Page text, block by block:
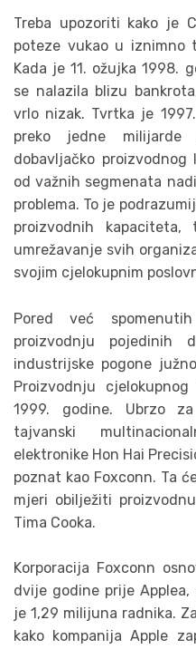
Treba upozoriti kako je
poteze vukao u iznimno
Kada je 11. ožujka 1998.
se nalazila blizu
vrlo nizak. Tvrtka je
preko jedne milijarde
dobavljačko
od važnih segmenata
problema. To je
proizvodnih
umrežavanje svih
svojim cjelokupnim
Pored već
proizvodnju pojedinih
industrijske pogone
Proizvodnju
1999. godine. Ubrzo
tajvanski
elektronike Hon Hai
poznat kao Foxconn. Ta
mjeri obilježiti
Tima Cooka.
Korporacija Foxconn
dvije godine prije
je 1,29 milijuna radnika.
kako kompanija Apple